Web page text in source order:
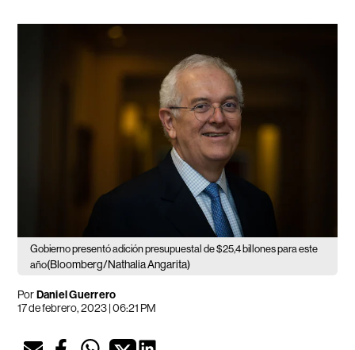
Gobierno presentó adición presupuestal de $25,4 billones para este
año(Bloomberg/Nathalia Angarita)
PorDaniel Guerrero
17 de febrero, 2023 | 06:21 PM